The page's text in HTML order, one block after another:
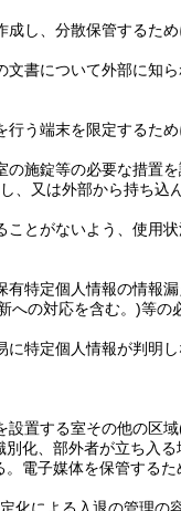
し、分散保管するため
書について外部に知
う端末を限定するため
施錠等の必要な措置を
、又は外部から持ち込
とがないよう、使用
特定個人情報の情報
への対応を含む。)等の
特定個人情報が判明
設置する室その他の区域
化、部外者が立ち入
電子媒体を保管する